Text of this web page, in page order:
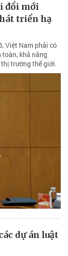
đổi mới
triển hạ
Việt Nam phải có
khả năng
trường thế giới.
dự án luật